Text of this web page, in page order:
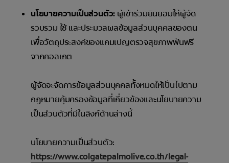
นโยบายความเป็นส่วนตัว: ผู้เข้าร่วมยินยอมให้ผู้จัด
รวบรวม ใช้ และประมวลผลข้อมูลส่วนบุคคลของตน
เพื่อวัตถุประสงค์ของแคมเปญตรวจสุขภาพฟันฟรี
จากคอลเกต
ผู้จัดจะจัดการข้อมูลส่วนบุคคลทั้งหมดให้เป็นไปตาม
กฎหมายคุ้มครองข้อมูลที่เกี่ยวข้องและนโยบายความ
เป็นส่วนตัวที่มีในลิงก์ด้านล่างนี้
นโยบายความเป็นส่วนตัว:
https://www.colgatepalmolive.co.th/legal-